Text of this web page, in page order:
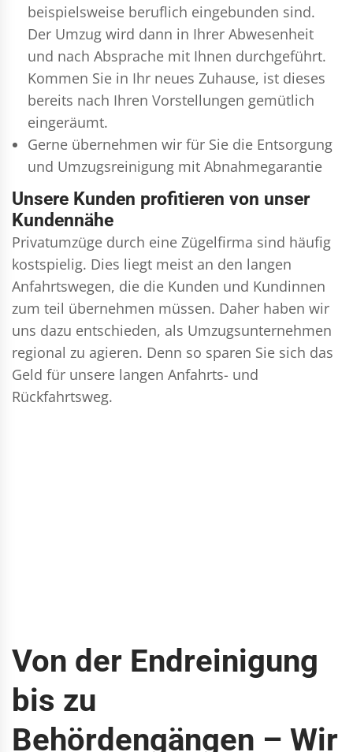
beispielsweise beruflich eingebunden sind.
Der Umzug wird dann in Ihrer Abwesenheit
und nach Absprache mit Ihnen durchgeführt.
Kommen Sie in Ihr neues Zuhause, ist dieses
bereits nach Ihren Vorstellungen gemütlich
eingeräumt.
Gerne übernehmen wir für Sie die Entsorgung
und Umzugsreinigung mit Abnahmegarantie
Unsere Kunden profitieren von unser
Kundennähe
Privatumzüge durch eine Zügelfirma sind häufig
kostspielig. Dies liegt meist an den langen
Anfahrtswegen, die die Kunden und Kundinnen
zum teil übernehmen müssen. Daher haben wir
uns dazu entschieden, als Umzugsunternehmen
regional zu agieren. Denn so sparen Sie sich das
Geld für unsere langen Anfahrts- und
Rückfahrtsweg.
Von der Endreinigung
bis zu
Behördengängen – Wir